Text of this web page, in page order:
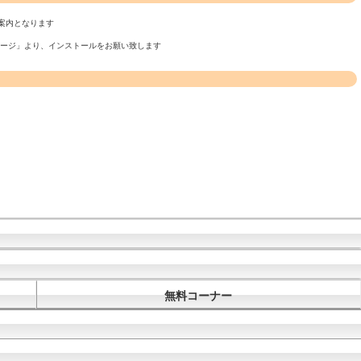
内となります
ジ」より、インストールをお願い致します
無料コーナー